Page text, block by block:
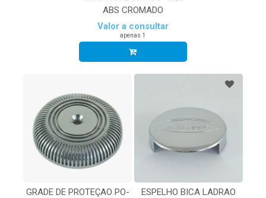
ABS CROMADO
Valor a consultar
apenas 1
GRADE DE PROTEÇAO PO-
ESPELHO BICA LADRAO